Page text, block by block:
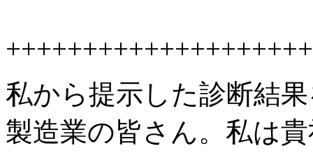
私から提示した診断結
製造業の皆さん。私は